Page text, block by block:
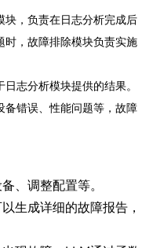
块，负责在日志分析完成后
时，故障排除模块负责实施
志分析模块提供的结果。
备错误、性能问题等，故障
、调整配置等。
生成详细的故障报告，